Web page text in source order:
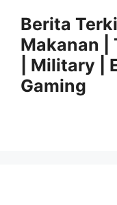
Berita
Makanan |
| Military |
Gaming